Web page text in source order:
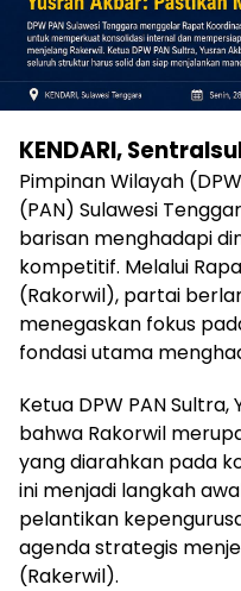
KENDARI,
Pimpinan Wilayah
(PAN) Sulawesi
barisan menghadapi
kompetitif. Melalui
(Rakorwil), partai
menegaskan fokus
fondasi utama
Ketua DPW PAN
bahwa Rakorwil
yang diarahkan pada
ini menjadi langkah
pelantikan
agenda strategis
(Rakerwil).